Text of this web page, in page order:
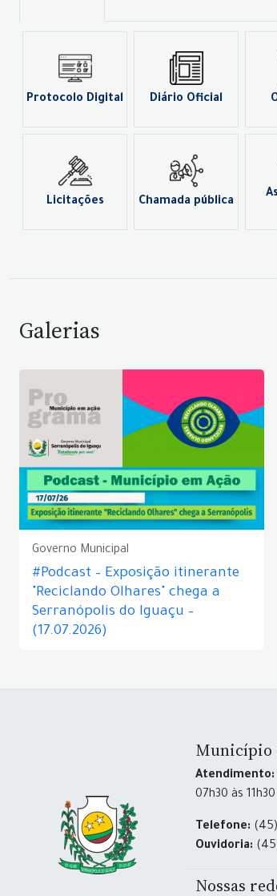
Protocolo Digital Diário Oficial
Licitações Chamada pública
Galerias
Governo Municipal
#Podcast – Exposição itinerante
"Reciclando Olhares" chega a
Serranópolis do Iguaçu –
(17.07.2026)
Município
Atendimento:
07h30 às
Telefone:
Ouvidoria:
Nossas